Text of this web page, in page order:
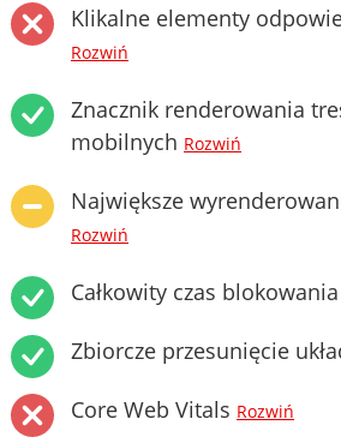
Klikalne elementy
Rozwiń
Znacznik renderowania
mobilnych Rozwiń
Największe
Rozwiń
Całkowity czas blokowania
Zbiorcze przesunięcie
Core Web Vitals Rozwiń